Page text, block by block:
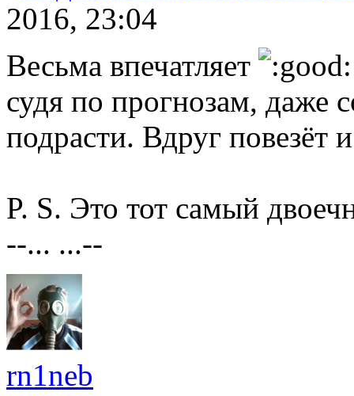
2016, 23:04
Весьма впечатляет
судя по прогнозам, даже
подрасти. Вдруг повезёт
P. S. Это тот самый
--... ...--
rn1neb